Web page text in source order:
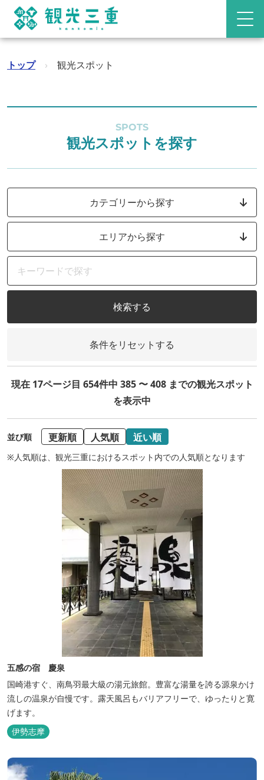
トップ › 観光スポット
SPOTS
観光スポットを探す
カテゴリーから探す
エリアから探す
検索する
条件をリセットする
現在 17ページ目 654件中 385 〜 408 までの観光スポット
を表示中
並び順 更新順 人気順 近い順
※人気順は、観光三重におけるスポット内での人気順となります
五感の宿 慶泉
国崎港すぐ、南鳥羽最大級の湯元旅館。豊富な湯量を誇る源泉かけ
流しの温泉が自慢です。露天風呂もバリアフリーで、ゆったりと寛
げます。
伊勢志摩